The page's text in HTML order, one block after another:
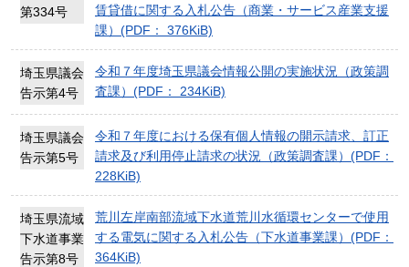
第334号
賃貸借に関する入札公告（商業・サービス産業支援
課）(PDF： 376KiB)
埼玉県議会
告示第4号
令和７年度埼玉県議会情報公開の実施状況（政策調
査課）(PDF： 234KiB)
埼玉県議会
告示第5号
令和７年度における保有個人情報の開示請求、訂正
請求及び利用停止請求の状況（政策調査課）(PDF：
228KiB)
埼玉県流域
下水道事業
告示第8号
荒川左岸南部流域下水道荒川水循環センターで使用
する電気に関する入札公告（下水道事業課）(PDF：
364KiB)